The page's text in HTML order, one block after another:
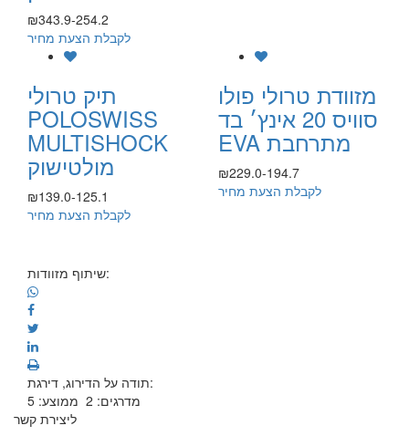
₪343.9-254.2
לקבלת הצעת מחיר
מזוודת טרולי פולו
סוויס 20 אינץ׳ בד
EVA מתרחבת
₪229.0-194.7
לקבלת הצעת מחיר
תיק טרולי
POLOSWISS
MULTISHOCK
מולטישוק
₪139.0-125.1
לקבלת הצעת מחיר
שיתוף מזוודות:
תודה על הדירוג, דירגת:
מדרגים: 2 ממוצע: 5
ליצירת קשר